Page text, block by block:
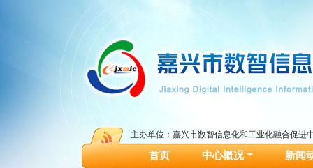
主办单位：嘉兴市数智信息化和工业化融合促
首页(current)中心概况 新闻